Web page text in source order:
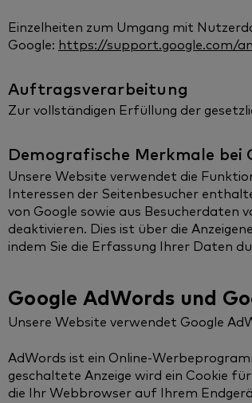
Einzelheiten zum Umgang mit
Google: https://support.google.com/
Auftragsverarbeitung
Zur vollständigen Erfüllung der
Demografische Merkmale bei
Unsere Website verwendet die
Interessen der Seitenbesucher
von Google sowie aus Besucherdaten
deaktivieren. Dies ist über die
indem Sie die Erfassung Ihrer Daten
Google AdWords und
Unsere Website verwendet Google
AdWords ist ein Online-
geschaltete Anzeige wird ein Cookie
die Ihr Webbrowser auf Ihrem